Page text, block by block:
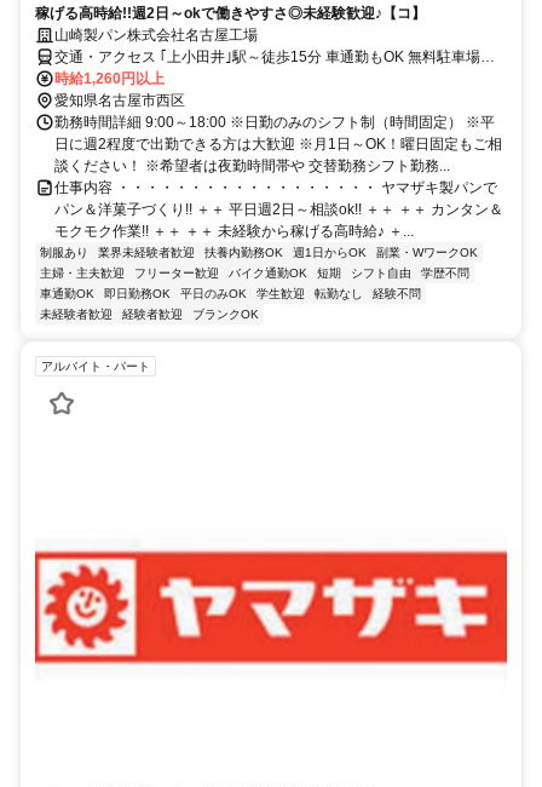
稼げる高時給!!週2日～okで働きやすさ◎未経験歓迎♪【コ】
山崎製パン株式会社名古屋工場
交通・アクセス ｢上小田井｣駅～徒歩15分 車通勤もOK 無料駐車場完
備で通いやすい。名古屋市北区・中村区・中川区・千種区・ 守山
区・名東区・緑区、北名古屋市、 清須市、一宮市、春日井市、稲沢
市、あま市 などから通っているスタッフも活躍中
時給1,260円以上
愛知県名古屋市西区
勤務時間詳細 9:00～18:00 ※日勤のみのシフト制（時間固定） ※平
日に週2程度で出勤できる方は大歓迎 ※月1日～OK！曜日固定もご相
談ください！ ※希望者は夜勤時間帯や 交替勤務シフト勤務...
仕事内容 ・・・・・・・・・・・・・・・・・・ ヤマザキ製パンで
パン＆洋菓子づくり!! ＋＋ 平日週2日～相談ok!! ＋＋ ＋＋ カンタン＆
モクモク作業!! ＋＋ ＋＋ 未経験から稼げる高時給♪ ＋...
制服あり 業界未経験者歓迎 扶養内勤務OK 週1日からOK
副業・WワークOK
主婦・主夫歓迎
フリーター歓迎 バイク通勤OK 短期 シフト自由
学歴不問
車通勤OK
即日勤務OK 平日のみOK 学生歓迎 転勤なし
経験不問
未経験者歓迎
経験者歓迎 ブランクOK
アルバイト・パート